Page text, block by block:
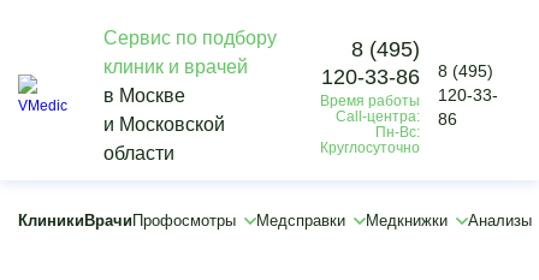
Сервис по подбору
клиник и врачей
в Москве
и Московской
области
8 (495)
120-33-86
Время работы
Call-центра:
Пн-Вс:
Круглосуточно
8 (495)
120-33-
86
Клиники Врачи Профосмотры Медсправки Медкнижки Анализы
×
×